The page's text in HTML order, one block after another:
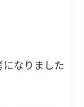
なりました